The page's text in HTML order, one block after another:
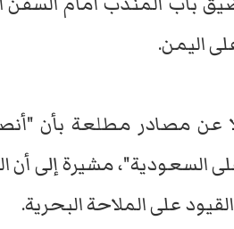
اليمن.
عن مصادر مطلعة بأن
مشيرة إلى أن
على الملاحة البحرية.